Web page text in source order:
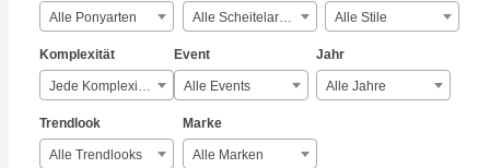
Alle Ponyarten Alle Scheitelarten Alle Stile
Komplexität
Jede Komplexität
Event
Alle Events
Jahr
Alle Jahre
Trendlook
Alle Trendlooks
Marke
Alle Marken